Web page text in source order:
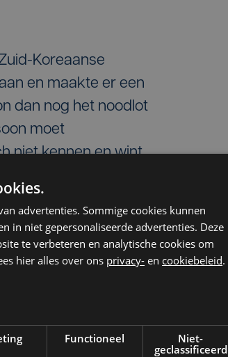
Koreaanse
en maakte er een
dan nog het noodlot
moet
niet kennen en wint
bokskamp (en
advertenties. Sommige cookies kunnen
in niet gepersonaliseerde advertenties. Deze
te verbeteren en analytische cookies om
hier alles over ons privacy- en cookiebeleid.
Functioneel
Niet-
geclassificeerd